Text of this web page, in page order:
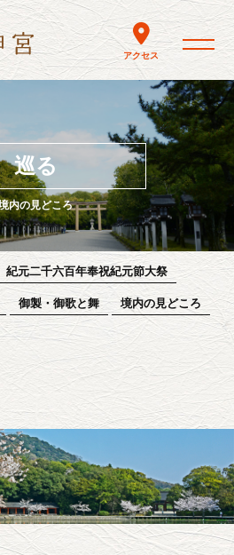
アクセス
toggle
巡る
内の見どころ
紀元二千六百年奉祝紀元節大祭
御製・御歌と舞 境内の見どころ